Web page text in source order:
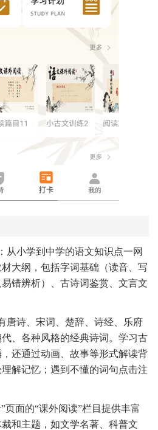
从小学到中学的语文知识点一网
大纲，包括字词基础（读音、写
错辨析）、古诗词鉴赏、文言文
唐诗、宋词、楚辞、诗经、乐府
、各种风格的经典诗词。学习古
还通过动画、故事等形式解读背
解记忆；遇到不懂的词句点击注
页面的“课外阅读”栏目提供丰富
和主题，如文学名著、科普文